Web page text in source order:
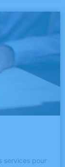
services pour